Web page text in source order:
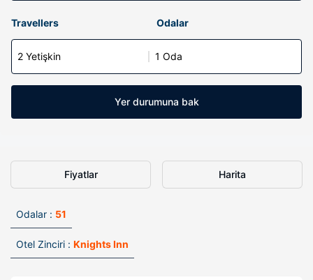
Travellers Odalar
2 Yetişkin 1 Oda
Yer durumuna bak
Fiyatlar Harita
Odalar : 51
Otel Zinciri : Knights Inn